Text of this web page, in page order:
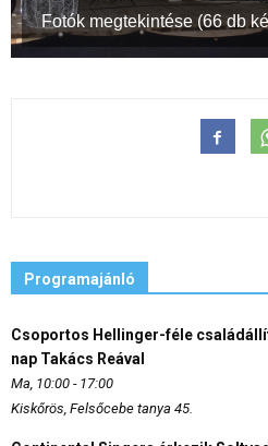
Fotók megtekintése (66 db
Programajánló
Csoportos Hellinger-féle
nap Takács Reával
Ma, 10:00 - 17:00
Kiskőrös, Felsőcebe tanya 45.